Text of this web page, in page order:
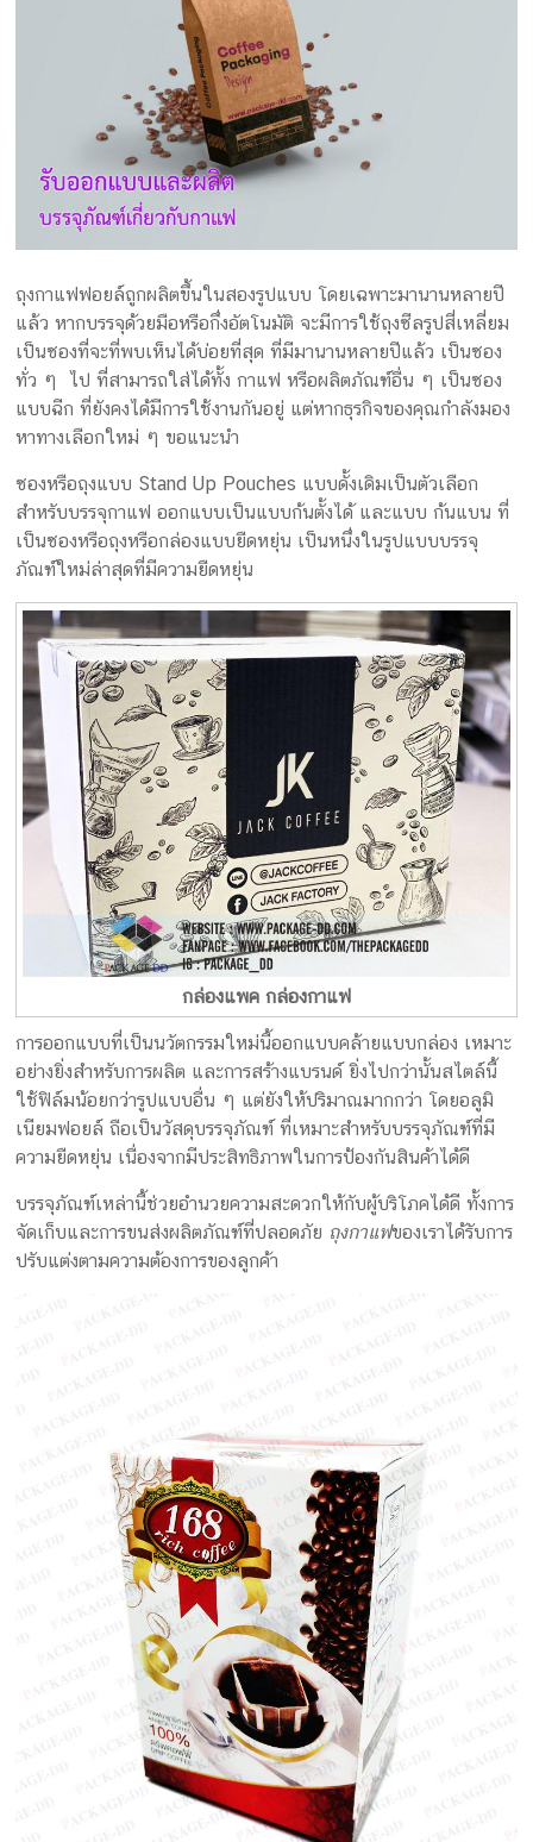
ถุงกาแฟฟอยล์ถูกผลิตขึ้นในสองรูปแบบ โดยเฉพาะมานานหลายปี
แล้ว หากบรรจุด้วยมือหรือกึ่งอัตโนมัติ จะมีการใช้ถุงซีลรูปสี่เหลี่ยม
เป็นซองที่จะที่พบเห็นได้บ่อยที่สุด ที่มีมานานหลายปีแล้ว เป็นซอง
ทั่ว ๆ ไป ที่สามารถใส่ได้ทั้ง กาแฟ หรือผลิตภัณฑ์อื่น ๆ เป็นซอง
แบบฉีก ที่ยังคงได้มีการใช้งานกันอยู่ แต่หากธุรกิจของคุณกำลังมอง
หาทางเลือกใหม่ ๆ ขอแนะนำ
ซองหรือถุงแบบ Stand Up Pouches แบบดั้งเดิมเป็นตัวเลือก
สำหรับบรรจุกาแฟ ออกแบบเป็นแบบก้นตั้งได้ และแบบ ก้นแบน ที่
เป็นซองหรือถุงหรือกล่องแบบยืดหยุ่น เป็นหนึ่งในรูปแบบบรรจุ
ภัณฑ์ใหม่ล่าสุดที่มีความยืดหยุ่น
กล่องแพค กล่องกาแฟ
การออกแบบที่เป็นนวัตกรรมใหม่นี้ออกแบบคล้ายแบบกล่อง เหมาะ
อย่างยิ่งสำหรับการผลิต และการสร้างแบรนด์ ยิ่งไปกว่านั้นสไตล์นี้
ใช้ฟิล์มน้อยกว่ารูปแบบอื่น ๆ แต่ยังให้ปริมาณมากกว่า โดยอลูมิ
เนียมฟอยล์ ถือเป็นวัสดุบรรจุภัณฑ์ ที่เหมาะสำหรับบรรจุภัณฑ์ที่มี
ความยืดหยุ่น เนื่องจากมีประสิทธิภาพในการป้องกันสินค้าได้ดี
บรรจุภัณฑ์เหล่านี้ช่วยอำนวยความสะดวกให้กับผู้บริโภคได้ดี ทั้งการ
จัดเก็บและการขนส่งผลิตภัณฑ์ที่ปลอดภัย ถุงกาแฟของเราได้รับการ
ปรับแต่งตามความต้องการของลูกค้า